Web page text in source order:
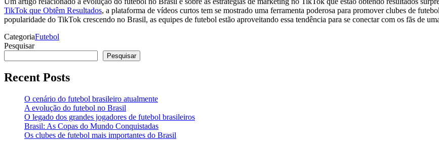
TikTok que Obtêm Resultados, a plataforma de vídeos curtos tem se mostrado uma ferramenta poderosa para promover clubes de
popularidade do TikTok crescendo no Brasil, as equipes de futebol estão aproveitando essa tendência para se conectar com os fãs de
CategoriaFutebol
Pesquisar
Pesquisar
Recent Posts
O cenário do futebol brasileiro atualmente
A evolução do futebol no Brasil
O legado dos grandes jogadores de futebol brasileiros
Brasil: As Copas do Mundo Conquistadas
Os clubes de futebol mais importantes do Brasil